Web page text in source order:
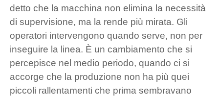
detto che la macchina non elimina la necessità
di supervisione, ma la rende più mirata. Gli
operatori intervengono quando serve, non per
inseguire la linea. È un cambiamento che si
percepisce nel medio periodo, quando ci si
accorge che la produzione non ha più quei
piccoli rallentamenti che prima sembravano